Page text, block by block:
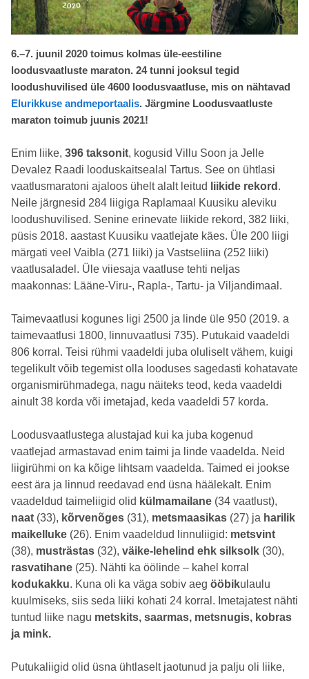
6.–7. juunil 2020 toimus kolmas üle-eestiline
loodusvaatluste maraton. 24 tunni jooksul tegid
loodushuvilised üle 4600 loodusvaatluse, mis on nähtavad
Elurikkuse andmeportaalis. Järgmine Loodusvaatluste
maraton toimub juunis 2021!
Enim liike, 396 taksonit, kogusid Villu Soon ja Jelle
Devalez Raadi looduskaitsealal Tartus. See on ühtlasi
vaatlusmaratoni ajaloos ühelt alalt leitud
liikide rekord .
Neile järgnesid 284 liigiga Raplamaal Kuusiku aleviku
loodushuvilised. Senine erinevate liikide rekord, 382 liiki,
püsis 2018. aastast Kuusiku vaatlejate käes. Üle 200 liigi
märgati veel Vaibla (271 liiki) ja Vastseliina (252 liiki)
vaatlusaladel. Üle viiesaja vaatluse tehti neljas
maakonnas: Lääne-Viru-, Rapla-, Tartu- ja Viljandimaal.
Taimevaatlusi kogunes ligi 2500 ja linde üle 950 (2019. a
taimevaatlusi 1800, linnuvaatlusi 735). Putukaid vaadeldi
806 korral. Teisi rühmi vaadeldi juba oluliselt vähem, kuigi
tegelikult võib tegemist olla looduses sagedasti kohatavate
organismirühmadega, nagu näiteks teod, keda vaadeldi
ainult 38 korda või imetajad, keda vaadeldi 57 korda.
Loodusvaatlustega alustajad kui ka juba kogenud
vaatlejad armastavad enim taimi ja linde vaadelda. Neid
liigirühmi on ka kõige lihtsam vaadelda. Taimed ei jookse
eest ära ja linnud reedavad end üsna häälekalt. Enim
vaadeldud taimeliigid olid külmamailane (34 vaatlust),
naat (33), kõrvenõges (31), metsmaasikas (27) ja harilik
maikelluke (26). Enim vaadeldud linnuliigid: metsvint
(38), musträstas (32), väike-lehelind ehk silksolk (30),
rasvatihane (25). Nähti ka öölinde – kahel korral
kodukakku. Kuna oli ka väga sobiv aeg ööbikulaulu
kuulmiseks, siis seda liiki kohati 24 korral. Imetajatest nähti
tuntud liike nagu metskits, saarmas, metsnugis, kobras
ja mink.
Putukaliigid olid üsna ühtlaselt jaotunud ja palju oli liike,